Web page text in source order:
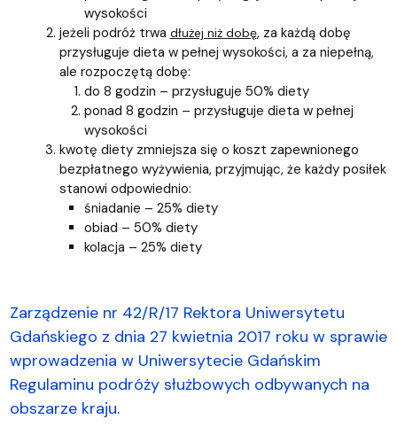
wysokości
jeżeli podróż trwa dłużej niż dobę, za każdą dobę
przysługuje dieta w pełnej wysokości, a za niepełną,
ale rozpoczętą dobę:
do 8 godzin – przysługuje 50% diety
ponad 8 godzin – przysługuje dieta w pełnej
wysokości
kwotę diety zmniejsza się o koszt zapewnionego
bezpłatnego wyżywienia, przyjmując, że każdy posiłek
stanowi odpowiednio:
śniadanie – 25% diety
obiad – 50% diety
kolacja – 25% diety
Zarządzenie nr 42/R/17 Rektora Uniwersytetu
Gdańskiego z dnia 27 kwietnia 2017 roku w sprawie
wprowadzenia w Uniwersytecie Gdańskim
Regulaminu podróży służbowych odbywanych na
obszarze kraju.